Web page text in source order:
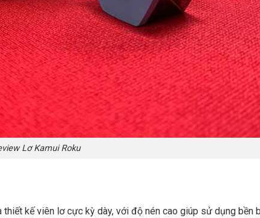
Lơ Kamui Roku
thiết kế viên lơ cực kỳ dày, với độ nén cao giúp sử dụng bền